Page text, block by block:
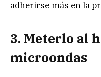
adherirse más en la
3. Meterlo al
microondas